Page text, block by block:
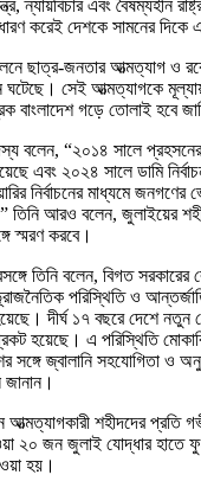
ন্যায়বিচার এবং বৈষম্যহীন
করেই দেশকে সামনের দিকে
ছাত্র-জনতার আত্মত্যাগ ও
ঘটেছে। সেই আত্মত্যাগকে
বাংলাদেশ গড়ে তোলাই হবে
বলেন, “২০১৪ সালে
এবং ২০২৪ সালে ডামি
নির্বাচনের মাধ্যমে জনগণের
তিনি আরও বলেন, জুলাইয়ের
স্মরণ করবে।
তিনি বলেন, বিগত সরকারের
পরিস্থিতি ও
দীর্ঘ ১৭ বছরে দেশে
হয়েছে। এ পরিস্থিতি
সঙ্গে জ্বালানি সহযোগিতা ও
জানান।
শহীদদের প্রতি
২০ জন জুলাই যোদ্ধার হাতে
হয়।